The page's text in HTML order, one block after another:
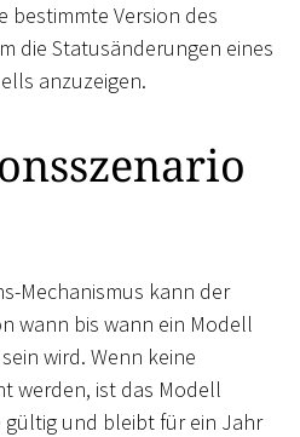
bestimmte Version des
die Statusänderungen eines
anzuzeigen.
Mechanismus kann der
wann bis wann ein Modell
wird. Wenn keine
werden, ist das Modell
und bleibt für ein Jahr